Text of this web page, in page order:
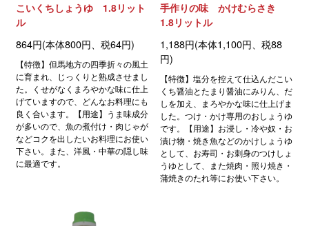
こいくちしょうゆ 1.8リット
ル
864円(本体800円、税64円)
【特徴】但馬地方の四季折々の風土
に育まれ、じっくりと熟成させまし
た。くせがなくまろやかな味に仕上
げていますので、どんなお料理にも
良く合います。【用途】うま味成分
が多いので、魚の煮付け・肉じゃが
などコクを出したいお料理にお使い
下さい。また、洋風・中華の隠し味
に最適です。
手作りの味 かけむらさき
1.8リットル
1,188円(本体1,100円、税88
円)
【特徴】塩分を控えて仕込んだこい
くち醤油とたまり醤油にみりん、だ
しを加え、まろやかな味に仕上げま
した。つけ・かけ専用のおしょうゆ
です。【用途】お浸し・冷や奴・お
漬け物・焼き魚などのかけしょうゆ
として、お寿司・お刺身のつけしょ
うゆとして、また焼肉・照り焼き・
蒲焼きのたれ等にお使い下さい。